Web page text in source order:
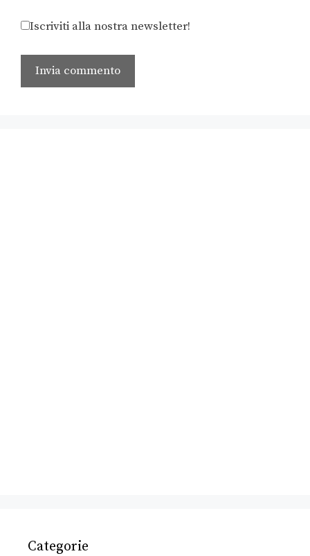
Iscriviti alla nostra newsletter!
Categorie